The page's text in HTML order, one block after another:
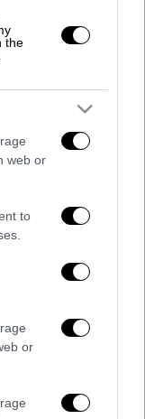
the
web or
to
or
ώστε να
πλαφόν
για
στα
θα
που θα